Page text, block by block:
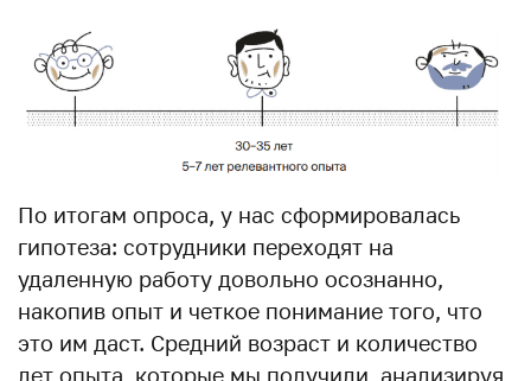
По итогам опроса, у нас сформировалась
гипотеза: сотрудники переходят на
удаленную работу довольно осознанно,
накопив опыт и четкое понимание того, что
это им даст. Средний возраст и количество
лет опыта, которые мы получили, анализируя